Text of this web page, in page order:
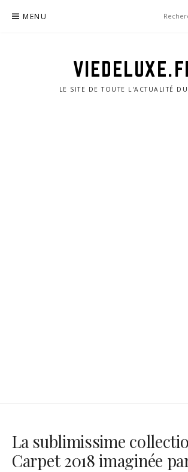
MENU
LE SITE DE TOUTE L'ACTUALITÉ
La sublimissime
Carpet 2018 imaginée